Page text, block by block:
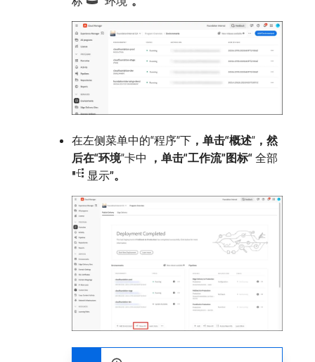
在左侧菜单中的“程序”下​ ，单击“概述” ，然
后在“环境”卡中​ ，单击“工作流”图标“ ​全部
显示​”。